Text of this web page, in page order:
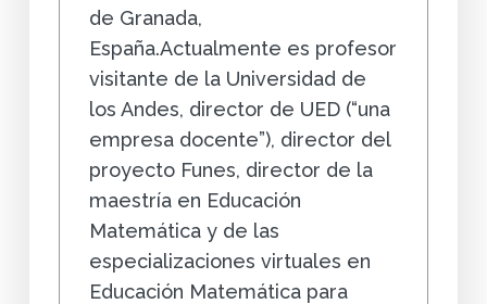
de Granada,
España.Actualmente es profesor
visitante de la Universidad de
los Andes, director de UED (“una
empresa docente”), director del
proyecto Funes, director de la
maestría en Educación
Matemática y de las
especializaciones virtuales en
Educación Matemática para